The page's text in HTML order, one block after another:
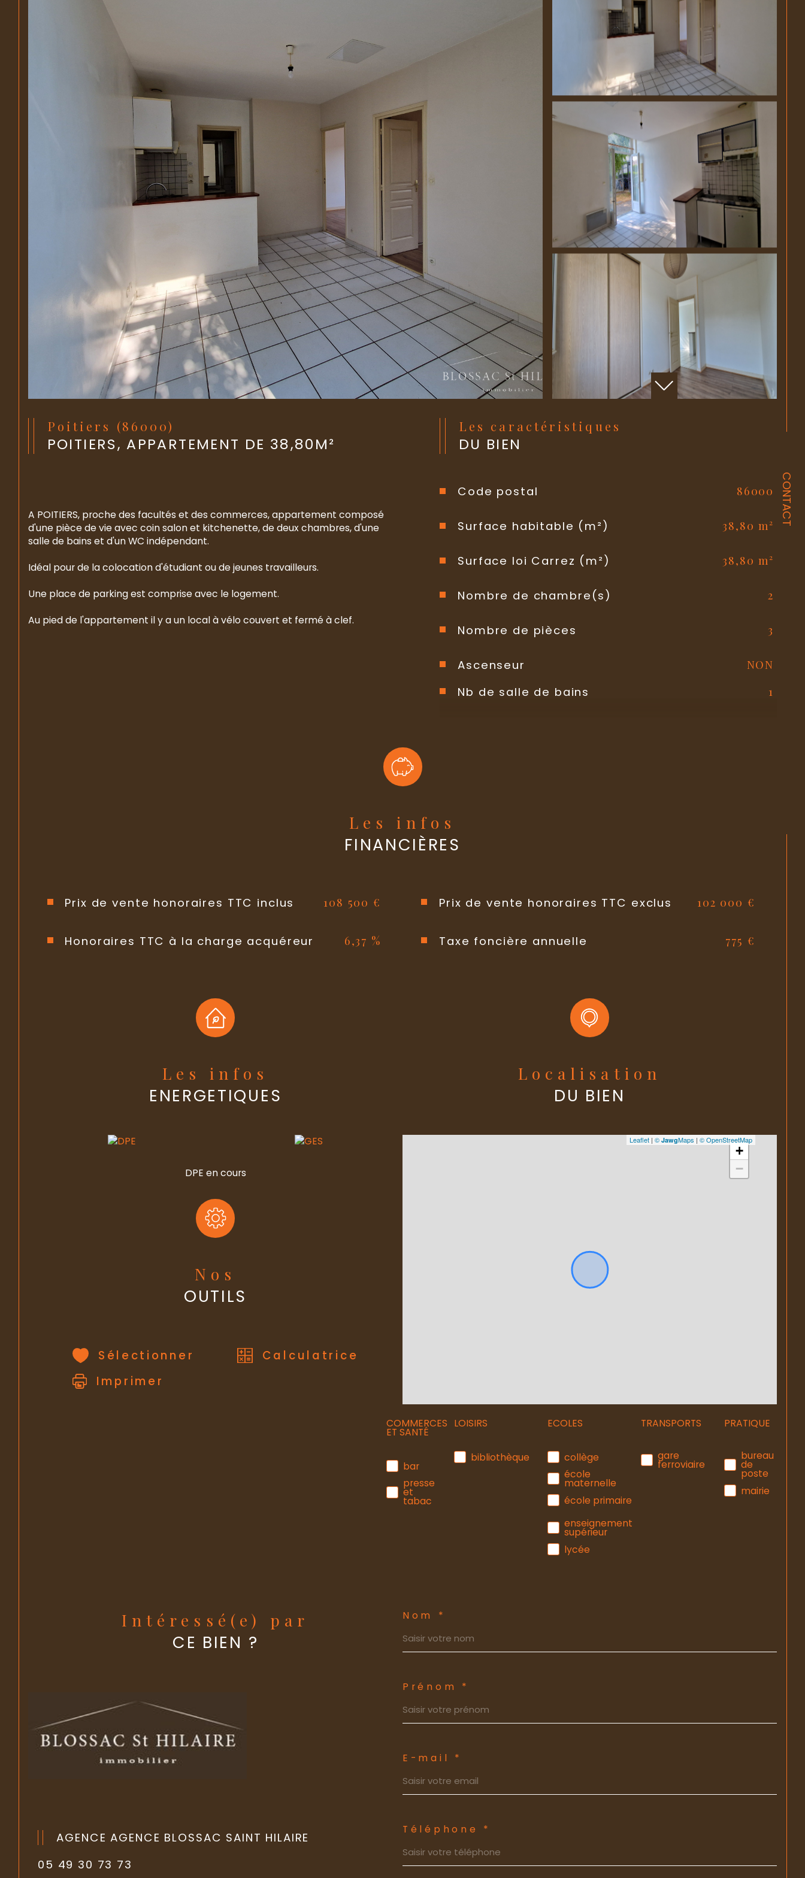
CONTACT
Poitiers (86000)
POITIERS, APPARTEMENT DE 38,80M²
A POITIERS, proche des facultés et des commerces, appartement composé
d'une pièce de vie avec coin salon et kitchenette, de deux chambres, d'une
salle de bains et d'un WC indépendant.
Idéal pour de la colocation d'étudiant ou de jeunes travailleurs.
Une place de parking est comprise avec le logement.
Au pied de l'appartement il y a un local à vélo couvert et fermé à clef.
Les caractéristiques
DU BIEN
Code postal 86000
Surface habitable (m²) 38,80 m²
Surface loi Carrez (m²) 38,80 m²
Nombre de chambre(s) 2
Nombre de pièces 3
Ascenseur
NON
Nb de salle de bains
1
Balcon NON
Terrasse NON
Nombre de parking
Lot n° 306
Les infos
FINANCIÈRES
Prix de vente honoraires TTC inclus 108 500 € Prix de vente honoraires TTC exclus 102 000 €
Honoraires TTC à la charge acquéreur 6,37 % Taxe foncière annuelle 775 €
Les infos
ENERGETIQUES
DPE en cours
Nos
OUTILS
Sélectionner
Calculatrice
Imprimer
Localisation
DU BIEN
+
−
Leaflet| © JawgMaps | © OpenStreetMap
COMMERCES
ET SANTÉ
bar
presse
et
tabac
LOISIRS
bibliothèque
ECOLES
collège
école
maternelle
école primaire
enseignement
supérieur
lycée
TRANSPORTS
gare
ferroviaire
PRATIQUE
bureau
de
poste
mairie
Intéressé(e) par
CE BIEN ?
AGENCE AGENCE BLOSSAC SAINT HILAIRE
05 49 30 73 73
Nom *
Prénom *
E-mail *
Téléphone *